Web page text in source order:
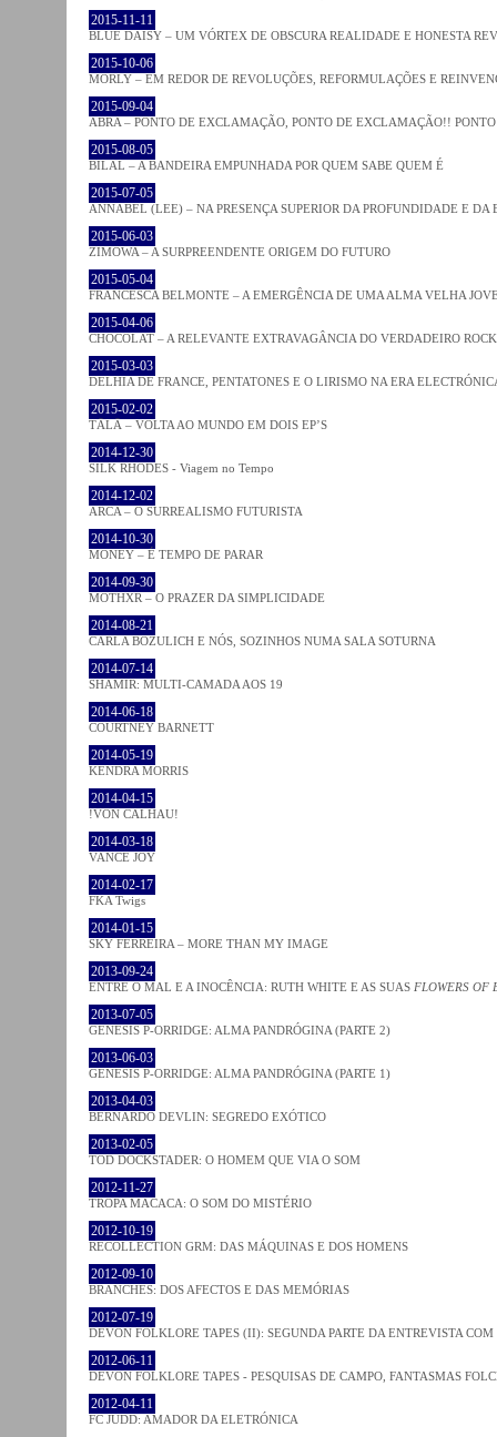
2015-11-11
BLUE DAISY – UM VÓRTEX DE OBSCURA REALIDADE E HONESTA
2015-10-06
MORLY – EM REDOR DE REVOLUÇÕES, REFORMULAÇÕES E
2015-09-04
ABRA – PONTO DE EXCLAMAÇÃO, PONTO DE EXCLAMAÇÃO!!
2015-08-05
BILAL – A BANDEIRA EMPUNHADA POR QUEM SABE QUEM É
2015-07-05
ANNABEL (LEE) – NA PRESENÇA SUPERIOR DA PROFUNDIDADE E DA
2015-06-03
ZIMOWA – A SURPREENDENTE ORIGEM DO FUTURO
2015-05-04
FRANCESCA BELMONTE – A EMERGÊNCIA DE UMA ALMA VELHA
2015-04-06
CHOCOLAT – A RELEVANTE EXTRAVAGÂNCIA DO VERDADEIRO ROCK
2015-03-03
DELHIA DE FRANCE, PENTATONES E O LIRISMO NA ERA
2015-02-02
TĀLĀ – VOLTA AO MUNDO EM DOIS EP’S
2014-12-30
SILK RHODES - Viagem no Tempo
2014-12-02
ARCA – O SURREALISMO FUTURISTA
2014-10-30
MONEY – É TEMPO DE PARAR
2014-09-30
MOTHXR – O PRAZER DA SIMPLICIDADE
2014-08-21
CARLA BOZULICH E NÓS, SOZINHOS NUMA SALA SOTURNA
2014-07-14
SHAMIR: MULTI-CAMADA AOS 19
2014-06-18
COURTNEY BARNETT
2014-05-19
KENDRA MORRIS
2014-04-15
!VON CALHAU!
2014-03-18
VANCE JOY
2014-02-17
FKA Twigs
2014-01-15
SKY FERREIRA – MORE THAN MY IMAGE
2013-09-24
ENTRE O MAL E A INOCÊNCIA: RUTH WHITE E AS SUAS FLOWERS OF
2013-07-05
GENESIS P-ORRIDGE: ALMA PANDRÓGINA (PARTE 2)
2013-06-03
GENESIS P-ORRIDGE: ALMA PANDRÓGINA (PARTE 1)
2013-04-03
BERNARDO DEVLIN: SEGREDO EXÓTICO
2013-02-05
TOD DOCKSTADER: O HOMEM QUE VIA O SOM
2012-11-27
TROPA MACACA: O SOM DO MISTÉRIO
2012-10-19
RECOLLECTION GRM: DAS MÁQUINAS E DOS HOMENS
2012-09-10
BRANCHES: DOS AFECTOS E DAS MEMÓRIAS
2012-07-19
DEVON FOLKLORE TAPES (II): SEGUNDA PARTE DA ENTREVISTA
2012-06-11
DEVON FOLKLORE TAPES - PESQUISAS DE CAMPO, FANTASMAS
2012-04-11
FC JUDD: AMADOR DA ELETRÓNICA